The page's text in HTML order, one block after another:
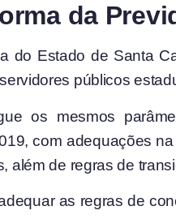
da
do Estado de Santa
públicos
os mesmos
com adequações
além de regras de
as regras de